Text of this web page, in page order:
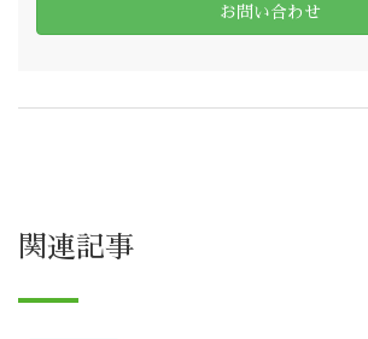
お問い合わせ
関連記事